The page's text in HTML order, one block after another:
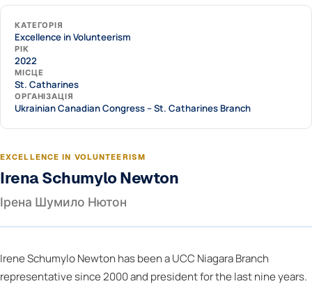
КАТЕГОРІЯ
Excellence in Volunteerism
РІК
2022
МІСЦЕ
St. Catharines
ОРГАНІЗАЦІЯ
Ukrainian Canadian Congress – St. Catharines Branch
EXCELLENCE IN VOLUNTEERISM
Irena Schumylo Newton
Ірена Шумило Нютон
Irene Schumylo Newton has been a UCC Niagara Branch
representative since 2000 and president for the last nine years.